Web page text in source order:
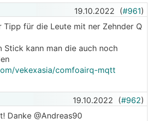
die Wärmepumpe und ans LAN
und bis zu 20 Register
von der Wärmepumpe
sollen. Diese Konfig muss
Modul in derWPaktivieren. Wenn
19.10.2022 (#961)
Tipp für die Leute mit ner Zehnder Q
Stick kann man die auch noch
vekexasia/comfoairq-mqtt
19.10.2022 (#962)
Danke @­Andreas90